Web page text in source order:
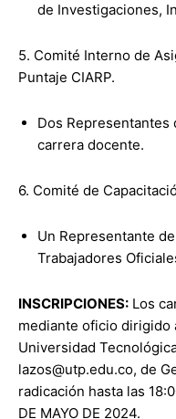
de Investigaciones,
5. Comité Interno de
Puntaje CIARP.
Dos
carrera docente.
6. Comité de
Un Representante
Trabajadores
INSCRIPCIONES: Los
mediante oficio dirigido
Universidad
lazos@utp.edu.co, de
radicación hasta las
DE MAYO DE 2024.